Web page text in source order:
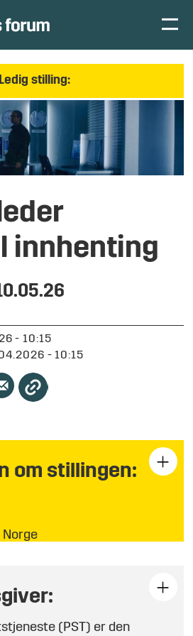
Ledig stilling:
innhenting
- 10:15
- 10:15
om stillingen:
Norge
(PST) er den